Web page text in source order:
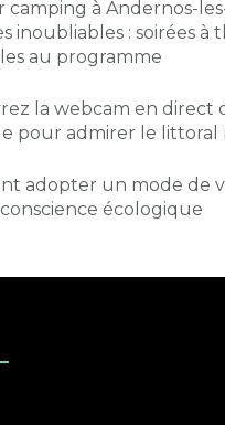
camping à Andernos-
inoubliables : soirées à
au programme
la webcam en direct
pour admirer le littoral
adopter un mode de
écologique